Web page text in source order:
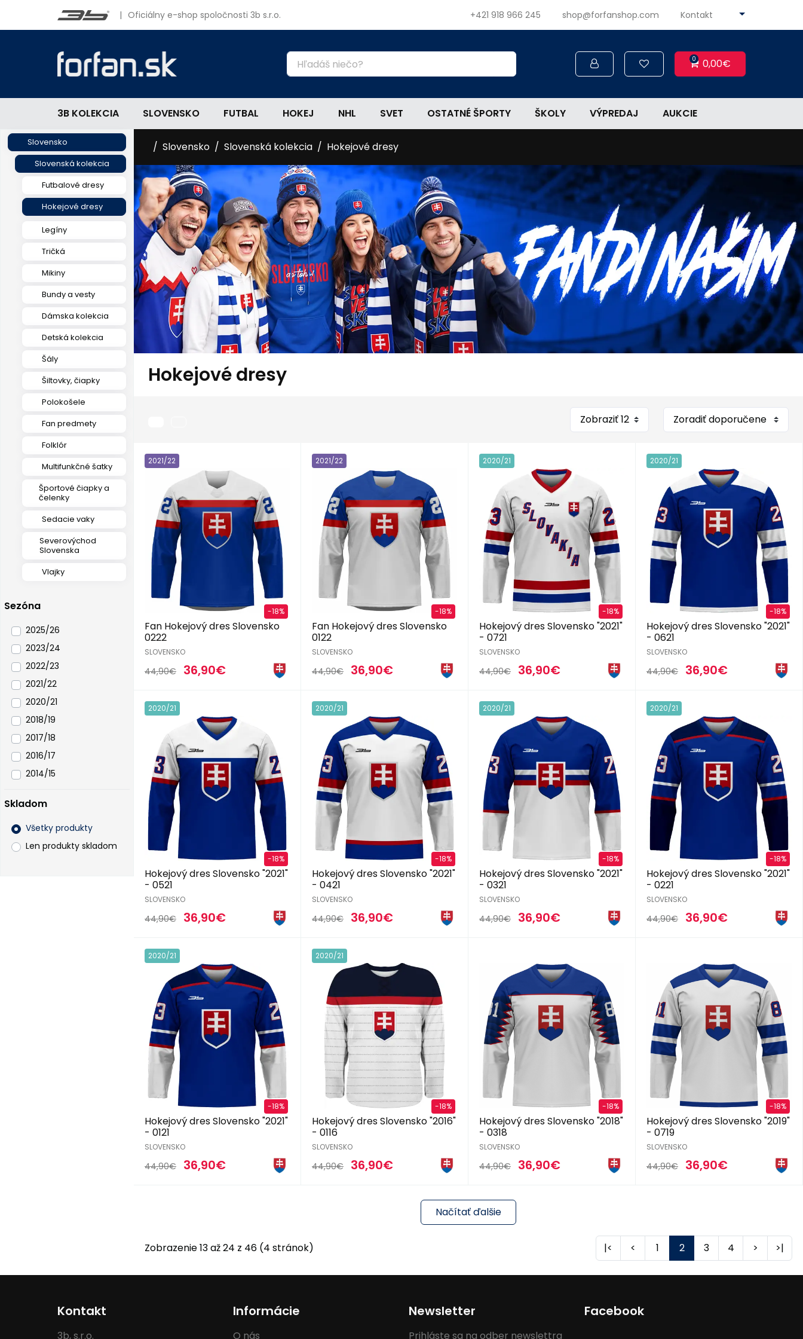
| Oficiálny e-shop spoločnosti 3b s.r.o. +421 918 966 245 shop@forfanshop.com Kontakt
0 0,00€
3B KOLEKCIA SLOVENSKO FUTBAL HOKEJ NHL SVET OSTATNÉ ŠPORTY ŠKOLY VÝPREDAJ AUKCIE
Slovensko
Slovenská kolekcia
Futbalové dresy
Hokejové dresy
Legíny
Tričká
Mikiny
Bundy a vesty
Dámska kolekcia
Detská kolekcia
Šály
Šiltovky, čiapky
Polokošele
Fan predmety
Folklór
Multifunkčné šatky
Športové čiapky a
čelenky
Sedacie vaky
Severovýchod
Slovenska
Vlajky
Sezóna
2025/26
2023/24
2022/23
2021/22
2020/21
2018/19
2017/18
2016/17
2014/15
Skladom
Všetky produkty
Len produkty skladom
Slovensko Slovenská kolekcia Hokejové dresy
Hokejové dresy
2021/22
-18%
Fan Hokejový dres Slovensko
0222
SLOVENSKO
44,90€ 36,90€
2021/22
-18%
Fan Hokejový dres Slovensko
0122
SLOVENSKO
44,90€ 36,90€
2020/21
-18%
Hokejový dres Slovensko "2021"
- 0721
SLOVENSKO
44,90€ 36,90€
2020/21
-18%
Hokejový dres Slovensko "2021"
- 0621
SLOVENSKO
44,90€ 36,90€
2020/21
-18%
Hokejový dres Slovensko "2021"
- 0521
SLOVENSKO
44,90€ 36,90€
2020/21
-18%
Hokejový dres Slovensko "2021"
- 0421
SLOVENSKO
44,90€ 36,90€
2020/21
-18%
Hokejový dres Slovensko "2021"
- 0321
SLOVENSKO
44,90€ 36,90€
2020/21
-18%
Hokejový dres Slovensko "2021"
- 0221
SLOVENSKO
44,90€ 36,90€
2020/21
-18%
Hokejový dres Slovensko "2021"
- 0121
SLOVENSKO
44,90€ 36,90€
2020/21
-18%
Hokejový dres Slovensko "2016"
- 0116
SLOVENSKO
44,90€ 36,90€
-18%
Hokejový dres Slovensko "2018"
- 0318
SLOVENSKO
44,90€ 36,90€
-18%
Hokejový dres Slovensko "2019"
- 0719
SLOVENSKO
44,90€ 36,90€
Načítať ďalšie
Zobrazenie 13 až 24 z 46 (4 stránok) |< < 1 2 3 4 > >|
Kontakt
3b, s.r.o.
Informácie
O nás
Newsletter
Prihláste sa na odber newslettra
Facebook